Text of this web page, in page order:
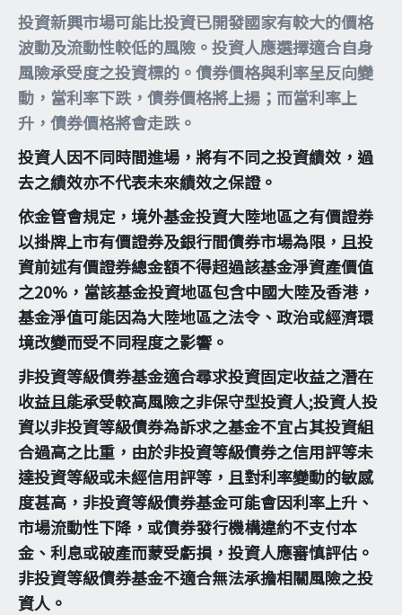
投資新興市場可能比投資已開發國家有較大的價格
波動及流動性較低的風險。投資人應選擇適合自身
風險承受度之投資標的。債券價格與利率呈反向變
動，當利率下跌，債券價格將上揚；而當利率上
升，債券價格將會走跌。
投資人因不同時間進場，將有不同之投資績效，過
去之績效亦不代表未來績效之保證。
依金管會規定，境外基金投資大陸地區之有價證券
以掛牌上市有價證券及銀行間債券市場為限，且投
資前述有價證券總金額不得超過該基金淨資產價值
之20%，當該基金投資地區包含中國大陸及香港，
基金淨值可能因為大陸地區之法令、政治或經濟環
境改變而受不同程度之影響。
非投資等級債券基金適合尋求投資固定收益之潛在
收益且能承受較高風險之非保守型投資人;投資人投
資以非投資等級債券為訴求之基金不宜占其投資組
合過高之比重，由於非投資等級債券之信用評等未
達投資等級或未經信用評等，且對利率變動的敏感
度甚高，非投資等級債券基金可能會因利率上升、
市場流動性下降，或債券發行機構違約不支付本
金、利息或破產而蒙受虧損，投資人應審慎評估。
非投資等級債券基金不適合無法承擔相關風險之投
資人。